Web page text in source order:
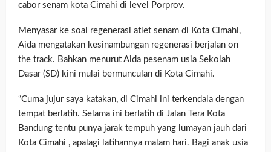
cabor senam kota Cimahi di level Porprov.
Menyasar ke soal regenerasi atlet senam di Kota Cimahi,
Aida mengatakan kesinambungan regenerasi berjalan on
the track. Bahkan menurut Aida pesenam usia Sekolah
Dasar (SD) kini mulai bermunculan di Kota Cimahi.
“Cuma jujur saya katakan, di Cimahi ini terkendala dengan
tempat berlatih. Selama ini berlatih di Jalan Tera Kota
Bandung tentu punya jarak tempuh yang lumayan jauh dari
Kota Cimahi , apalagi latihannya malam hari. Bagi anak usia